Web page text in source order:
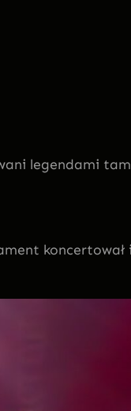
legendami
koncertował